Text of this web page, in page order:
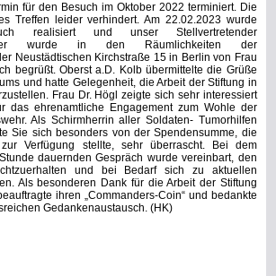
für den Besuch im Oktober 2022 terminiert. Die
Treffen leider verhindert. Am 22.02.2023 wurde
realisiert und unser Stellvertretender
wurde in den Räumlichkeiten der
Neustädtischen Kirchstraße 15 in Berlin von Frau
begrüßt. Oberst a.D. Kolb übermittelte die Grüße
und hatte Gelegenheit, die Arbeit der Stiftung in
Frau Dr. Högl zeigte sich sehr interessiert
das ehrenamtliche Engagement zum Wohle der
Als Schirmherrin aller Soldaten- Tumorhilfen
Sie sich besonders von der Spendensumme, die
Verfügung stellte, sehr überrascht. Bei dem
dauernden Gespräch wurde vereinbart, den
und bei Bedarf sich zu aktuellen
Als besonderen Dank für die Arbeit der Stiftung
ihren „Commanders-Coin“ und bedankte
Gedankenaustausch. (HK)